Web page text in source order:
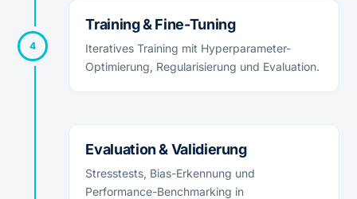
4
Training & Fine-Tuning
Iteratives Training mit Hyperparameter-
Optimierung, Regularisierung und Evaluation.
Evaluation & Validierung
Stresstests, Bias-Erkennung und
Performance-Benchmarking in